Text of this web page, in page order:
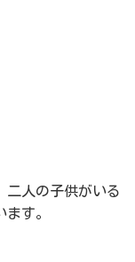
二人の子供がいる
す。